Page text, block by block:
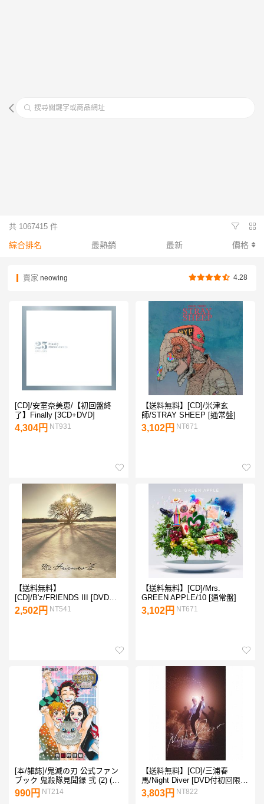
搜尋關鍵字或商品網址
共 1067415 件
綜合排名 最熱銷 最新 價格
賣家 neowing 4.28
[CD]/安室奈美恵/【初回盤終
了】Finally [3CD+DVD]
4,304円 NT931
【送料無料】[CD]/米津玄
師/STRAY SHEEP [通常盤]
3,102円 NT671
【送料無料】
[CD]/B'z/FRIENDS III [DVD付
初回限定盤]
2,502円 NT541
【送料無料】[CD]/Mrs.
GREEN APPLE/10 [通常盤]
3,102円 NT671
[本/雑誌]/鬼滅の刃 公式ファン
ブック 鬼殺隊見聞録 弐 (2) (ジ
ャンプコミックス)/吾峠呼世晴/
著(単行本・ムック)
990円 NT214
【送料無料】[CD]/三浦春
馬/Night Diver [DVD付初回限定
盤]
3,803円 NT822